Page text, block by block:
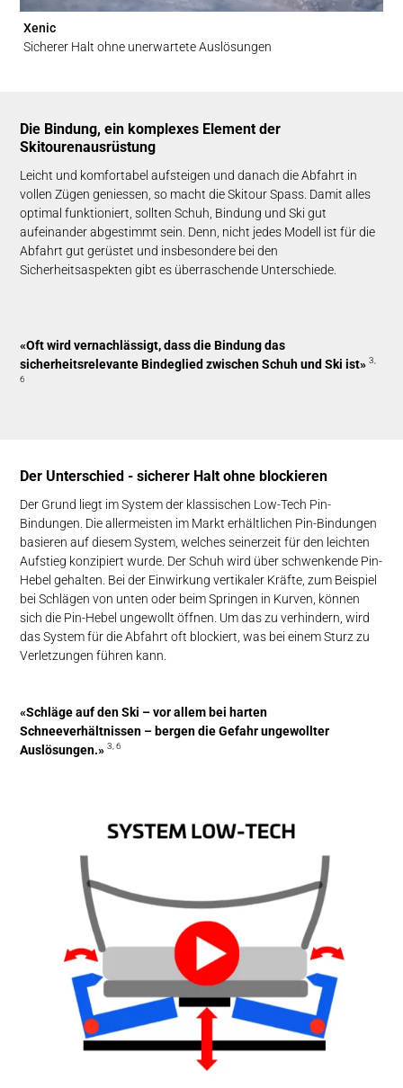
Xenic
Sicherer Halt ohne unerwartete Auslösungen
Die Bindung, ein komplexes Element der
Skitourenausrüstung
Leicht und komfortabel aufsteigen und danach die Abfahrt in
vollen Zügen geniessen, so macht die Skitour Spass. Damit alles
optimal funktioniert, sollten Schuh, Bindung und Ski gut
aufeinander abgestimmt sein. Denn, nicht jedes Modell ist für die
Abfahrt gut gerüstet und insbesondere bei den
Sicherheitsaspekten gibt es überraschende Unterschiede.
«Oft wird vernachlässigt, dass die Bindung das
sicherheitsrelevante Bindeglied zwischen Schuh und Ski ist»3,
6
Der Unterschied - sicherer Halt ohne blockieren
Der Grund liegt im System der klassischen Low-Tech Pin-
Bindungen. Die allermeisten im Markt erhältlichen Pin-Bindungen
basieren auf diesem System, welches seinerzeit für den leichten
Aufstieg konzipiert wurde. Der Schuh wird über schwenkende Pin-
Hebel gehalten. Bei der Einwirkung vertikaler Kräfte, zum Beispiel
bei Schlägen von unten oder beim Springen in Kurven, können
sich die Pin-Hebel ungewollt öffnen. Um das zu verhindern, wird
das System für die Abfahrt oft blockiert, was bei einem Sturz zu
Verletzungen führen kann.
«Schläge auf den Ski – vor allem bei harten
Schneeverhältnissen – bergen die Gefahr ungewollter
Auslösungen.»3, 6